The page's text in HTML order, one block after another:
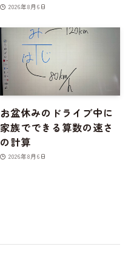
2026年8月6日
お盆休みのドライブ中に
家族でできる算数の速さ
の計算
2026年8月6日